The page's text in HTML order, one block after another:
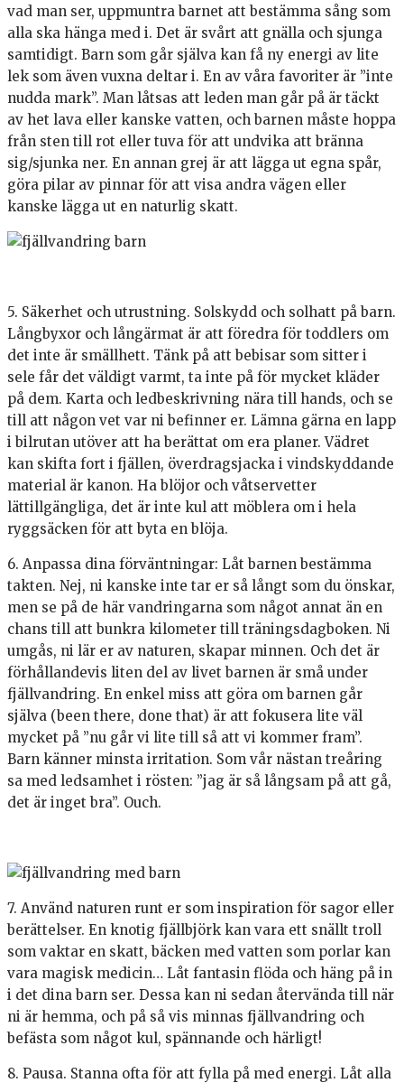
vad man ser, uppmuntra barnet att bestämma sång som
alla ska hänga med i. Det är svårt att gnälla och sjunga
samtidigt. Barn som går själva kan få ny energi av lite
lek som även vuxna deltar i. En av våra favoriter är ”inte
nudda mark”. Man låtsas att leden man går på är täckt
av het lava eller kanske vatten, och barnen måste hoppa
från sten till rot eller tuva för att undvika att bränna
sig/sjunka ner. En annan grej är att lägga ut egna spår,
göra pilar av pinnar för att visa andra vägen eller
kanske lägga ut en naturlig skatt.
5. Säkerhet och utrustning. Solskydd och solhatt på barn.
Långbyxor och långärmat är att föredra för toddlers om
det inte är smällhett. Tänk på att bebisar som sitter i
sele får det väldigt varmt, ta inte på för mycket kläder
på dem. Karta och ledbeskrivning nära till hands, och se
till att någon vet var ni befinner er. Lämna gärna en lapp
i bilrutan utöver att ha berättat om era planer. Vädret
kan skifta fort i fjällen, överdragsjacka i vindskyddande
material är kanon. Ha blöjor och våtservetter
lättillgängliga, det är inte kul att möblera om i hela
ryggsäcken för att byta en blöja.
6. Anpassa dina förväntningar: Låt barnen bestämma
takten. Nej, ni kanske inte tar er så långt som du önskar,
men se på de här vandringarna som något annat än en
chans till att bunkra kilometer till träningsdagboken. Ni
umgås, ni lär er av naturen, skapar minnen. Och det är
förhållandevis liten del av livet barnen är små under
fjällvandring. En enkel miss att göra om barnen går
själva (been there, done that) är att fokusera lite väl
mycket på ”nu går vi lite till så att vi kommer fram”.
Barn känner minsta irritation. Som vår nästan treåring
sa med ledsamhet i rösten: ”jag är så långsam på att gå,
det är inget bra”. Ouch.
7. Använd naturen runt er som inspiration för sagor eller
berättelser. En knotig fjällbjörk kan vara ett snällt troll
som vaktar en skatt, bäcken med vatten som porlar kan
vara magisk medicin… Låt fantasin flöda och häng på in
i det dina barn ser. Dessa kan ni sedan återvända till när
ni är hemma, och på så vis minnas fjällvandring och
befästa som något kul, spännande och härligt!
8. Pausa. Stanna ofta för att fylla på med energi. Låt alla